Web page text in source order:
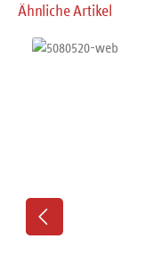
Produktgalerie
Ähnliche Artikel